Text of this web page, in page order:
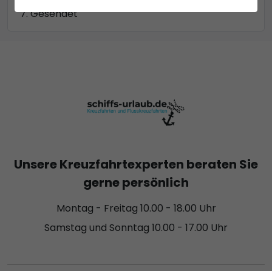
Gesendet
Unsere Kreuzfahrtexperten beraten Sie
gerne persönlich
Montag - Freitag 10.00 - 18.00 Uhr
Samstag und Sonntag 10.00 - 17.00 Uhr